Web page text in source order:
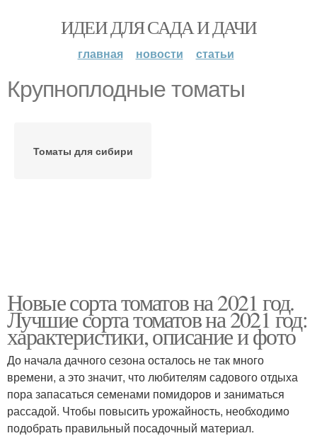
ИДЕИ ДЛЯ САДА И ДАЧИ
главная новости статьи
Крупноплодные томаты
Томаты для сибири
Новые сорта томатов на 2021 год.
Лучшие сорта томатов на 2021 год:
характеристики, описание и фото
До начала дачного сезона осталось не так много
времени, а это значит, что любителям садового отдыха
пора запасаться семенами помидоров и заниматься
рассадой. Чтобы повысить урожайность, необходимо
подобрать правильный посадочный материал.